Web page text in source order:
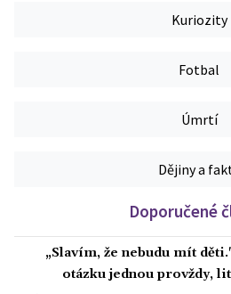
Kuriozity
Fotbal
Úmrtí
Dějiny a
Doporučené
„Slavím, že nebudu mít
otázku jednou provždy,